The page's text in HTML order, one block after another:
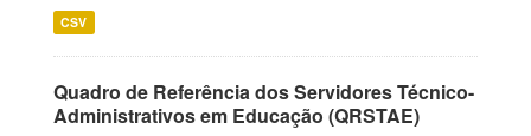
CSV
Quadro de Referência dos Servidores Técnico-
Administrativos em Educação (QRSTAE)